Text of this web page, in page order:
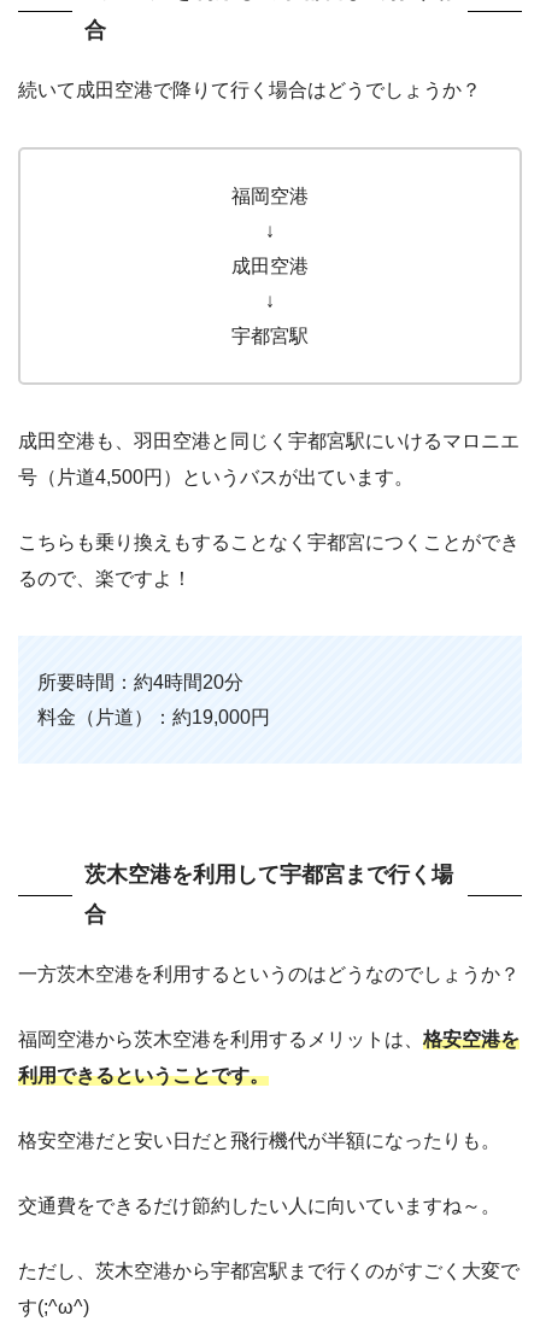
合
続いて成田空港で降りて行く場合はどうでしょうか？
福岡空港
↓
成田空港
↓
宇都宮駅
成田空港も、羽田空港と同じく宇都宮駅にいけるマロニエ
号（片道4,500円）というバスが出ています。
こちらも乗り換えもすることなく宇都宮につくことができ
るので、楽ですよ！
所要時間：約4時間20分
料金（片道）：約19,000円
茨木空港を利用して宇都宮まで行く場
合
一方茨木空港を利用するというのはどうなのでしょうか？
福岡空港から茨木空港を利用するメリットは、 格安空港を
利用できるということです。
格安空港だと安い日だと飛行機代が半額になったりも。
交通費をできるだけ節約したい人に向いていますね～。
ただし、茨木空港から宇都宮駅まで行くのがすごく大変で
す(;^ω^)